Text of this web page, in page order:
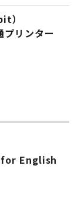
）
リンター
English